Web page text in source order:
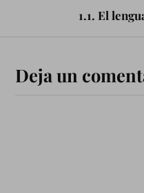
1.1. El
Deja un